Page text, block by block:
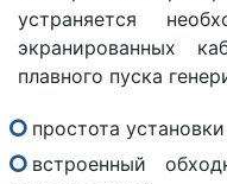
устраняется
экранированных
плавного пуска
простота установки
встроенный